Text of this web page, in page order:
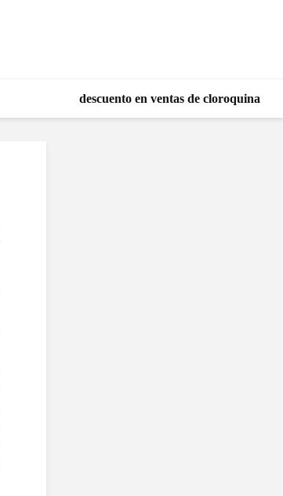
descuento en ventas de cloroquina